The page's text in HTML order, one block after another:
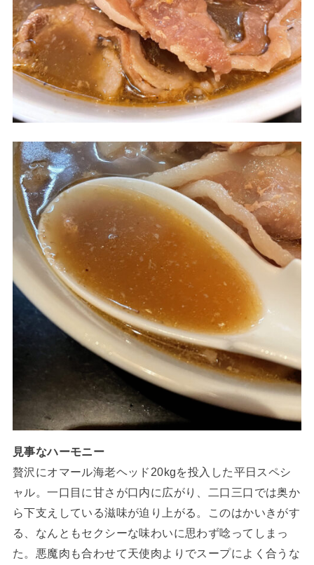
見事なハーモニー
贅沢にオマール海老ヘッド20kgを投入した平日スペシ
ャル。一口目に甘さが口内に広がり、二口三口では奥か
ら下支えしている滋味が迫り上がる。このはかいきがす
る、なんともセクシーな味わいに思わず唸ってしまっ
た。悪魔肉も合わせて天使肉よりでスープによく合うな